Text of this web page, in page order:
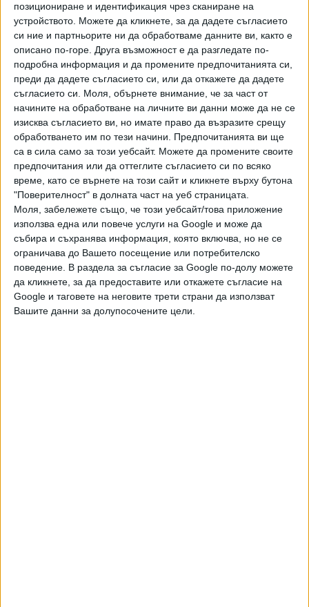
позициониране и идентификация чрез сканиране на
устройството. Можете да кликнете, за да дадете съгласието
си ние и партньорите ни да обработваме данните ви, както е
описано по-горе. Друга възможност е да разгледате по-
подробна информация и да промените предпочитанията си,
преди да дадете съгласието си, или да откажете да дадете
съгласието си.
Моля, обърнете внимание, че за част от
начините на обработване на личните ви данни може да не се
изисква съгласието ви, но имате право да възразите срещу
обработването им по тези начини. Предпочитанията ви ще
са в сила само за този уебсайт. Можете да промените своите
предпочитания или да оттеглите съгласието си по всяко
време, като се върнете на този сайт и кликнете върху бутона
"Поверителност" в долната част на уеб страницата.
Моля, забележете също, че този уебсайт/това приложение
използва една или повече услуги на Google и може да
събира и съхранява информация, която включва, но не се
ограничава до Вашето посещение или потребителско
поведение. В раздела за съгласие за Google по-долу можете
да кликнете, за да предоставите или откажете съгласие на
Google и таговете на неговите трети страни да използват
Вашите данни за долупосочените цели.
разбият олигархичния модел "Борисов – Пеевски", "пред
тях стоят сложни икономически предизвикателства".
"Моето връщане зависи от стъпките, които предприеме
правителството за разкриване на обективната истина за
фалита на банката. Ако наистина има воля, независимо,
че още властта на прокуратурата е под контрола на
Пеевски и Борисов, да се тръгне в посока, за да се
разкрие генезисът на този модел и това ще разкрие
истината - кой фалира банката, защо и кой е
бенефициент по нейните акции. Излязоха данни за
мащаба на щетата от кражбата на най-важните активи на
КТБ, която доближава 2 млрд. евро. Без контрола и
съучастието на държавните представители – синдици,
МФ, Фонда за гарантиране на влоговете и др., това
никога нямаше да се случи.", заяви още бившият банкер.
Василев бе категоричен: "Затова трябва нов прочит на
фалирането на банката и оценка на нейните активи към
2014 г., когато незаконно беше обявена в банкрут.
Новият прочит може да тръгне и от прокуратурата, но аз